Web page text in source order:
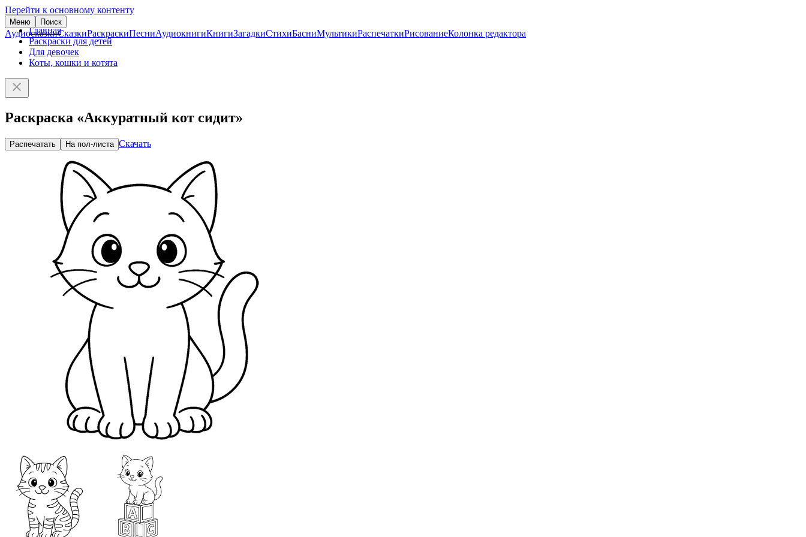
Перейти к основному контенту
Меню Поиск
АудиосказкиСказкиРаскраскиПесниАудиокнигиКнигиЗагадкиСтихиБасниМультикиРаспечаткиРисованиеКолонка редактора
Главная
Раскраски для детей
Для девочек
Коты, кошки и котята
Раскраска «Аккуратный кот сидит»
Распечатать На пол-листа Скачать